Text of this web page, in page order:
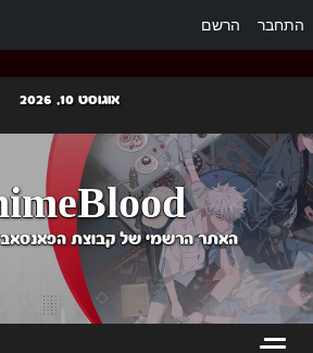
התחבר הרשם
content
אוגוסט 10, 2026
האתר הרשמי של קבוצת